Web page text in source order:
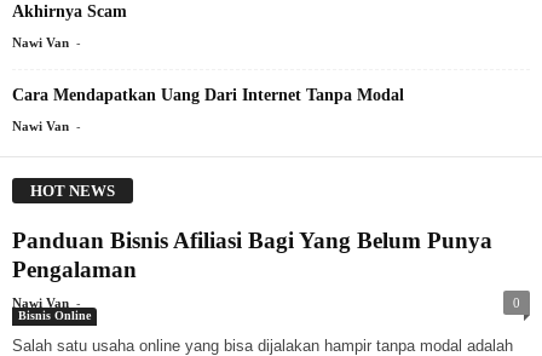
Akhirnya Scam
Nawi Van -
Cara Mendapatkan Uang Dari Internet Tanpa Modal
Nawi Van -
HOT NEWS
Panduan Bisnis Afiliasi Bagi Yang Belum Punya
Pengalaman
Nawi Van - 0
Bisnis Online
Salah satu usaha online yang bisa dijalakan hampir tanpa modal adalah